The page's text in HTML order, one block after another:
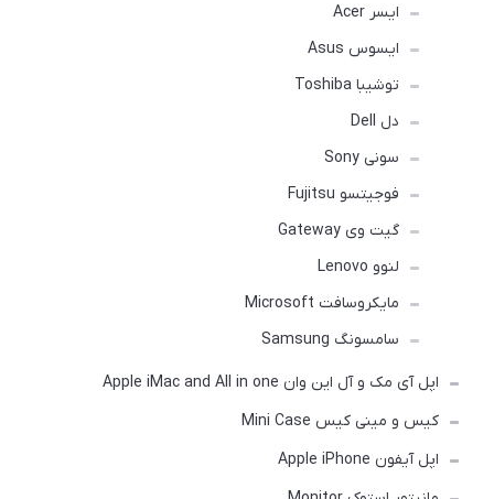
ایسر Acer
ایسوس Asus
توشیبا Toshiba
دل Dell
سونی Sony
فوجیتسو Fujitsu
گیت وی Gateway
لنوو Lenovo
مایکروسافت Microsoft
سامسونگ Samsung
اپل آی مک و آل این وان Apple iMac and All in one
کیس و مینی کیس Mini Case
اپل آیفون Apple iPhone